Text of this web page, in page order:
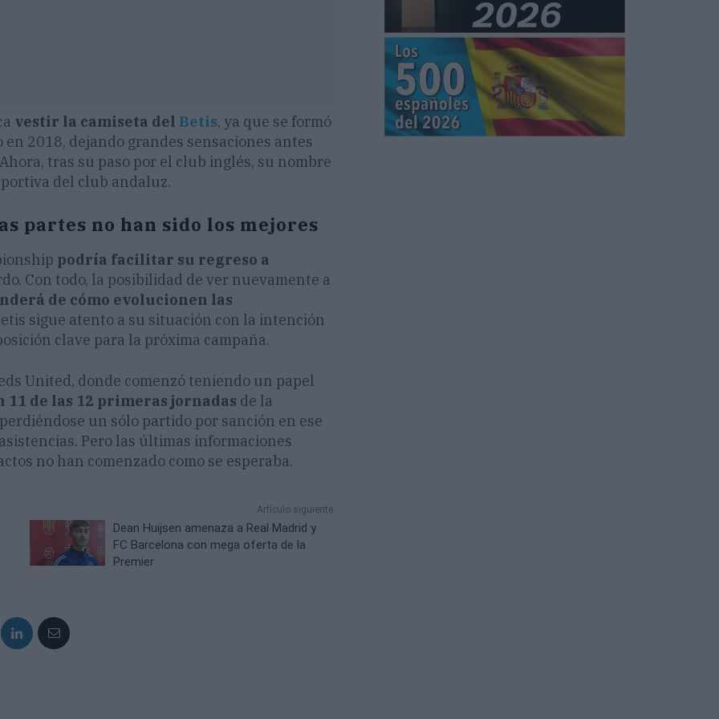
vestir la camiseta del Betis, ya que se formó
2018, dejando grandes sensaciones antes
tras su paso por el club inglés, su nombre
del club andaluz.
partes no han sido los mejores
podría facilitar su regreso a
Con todo, la posibilidad de ver nuevamente a
de cómo evolucionen las
sigue atento a su situación con la intención
clave para la próxima campaña.
United, donde comenzó teniendo un papel
de las 12 primeras jornadas de la
un sólo partido por sanción en ese
Pero las últimas informaciones
no han comenzado como se esperaba.
Artículo siguiente
Dean Huijsen amenaza a Real Madrid y
FC Barcelona con mega oferta de la
Premier